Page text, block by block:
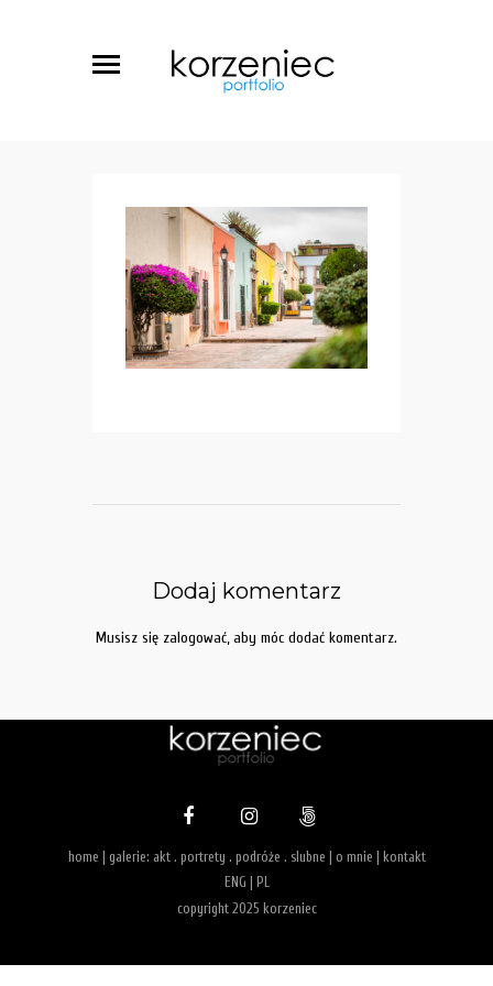
Dodaj komentarz
Musisz się zalogować, aby móc dodać komentarz.
home | galerie: akt. portrety . podróże . slubne o mnie
kontakt
ENG
PL
copyright 2025 korzeniec